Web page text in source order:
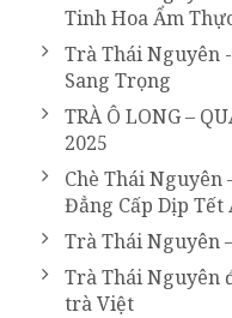
Tinh Hoa Ẩm
Trà Thái Nguyên
Sang Trọng
TRÀ Ô LONG –
2025
Chè Thái Nguyên
Đẳng Cấp Dịp Tết
Trà Thái Nguyên
Trà Thái Nguyên
trà Việt